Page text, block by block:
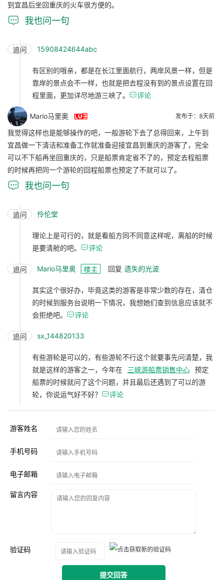
到宜昌后坐回重庆的火车很方便的。
 我也问一句
追问 15908424644abc
有区别的哦亲，都是在长江里面航行，两岸风景一样，但是
靠岸的景点会不一样，也就是把去程没有到的景点设置在回
程里面，更加详尽地游三峡了。 评论
Mario马里奥  发布于：8天前
我觉得这样也是能够操作的吧，一般游轮下去了总得回来，上午到
宜昌做一下清洁和准备工作就准备迎接宜昌到重庆的游客了，完全
可以不下船再坐回重庆的，只是船票肯定省不了的，预定去程船票
的时候再把同一个游轮的回程船票也预定了不就可以了。
 我也问一句
追问 伶伦堂
理论上是可行的，就是看船方同不同意这样呢，离船的时候
是要清舱的吧。 评论
追问 Mario马里奥 楼主 回复 遗失的光波
其实这个很好办，毕竟这类的游客是非常少数的存在，清仓
的时候到服务台说明一下情况，我想她们查到信息应该就不
会拒绝吧。 评论
追问 sx_144820133
有些游轮是可以的，有些游轮不行这个就要事先问清楚，我
就是这样的游客之一，今年在
三峡游船票销售中心 预定
船票的时候就问了这个问题，并且最后还遇到了可以的游
轮，你说运气好不好？ 评论
游客姓名
手机号码
电子邮箱
留言内容
验证码
提交回答